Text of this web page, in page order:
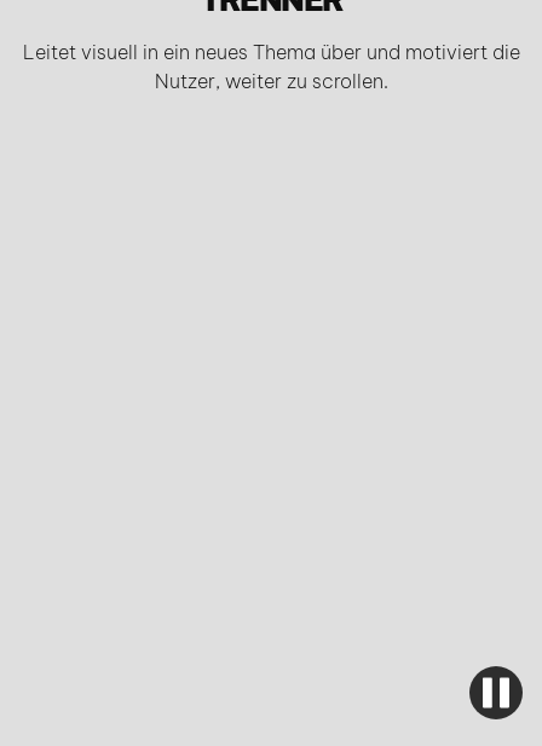
Leitet visuell in ein neues Thema über und motiviert die
Nutzer, weiter zu scrollen.